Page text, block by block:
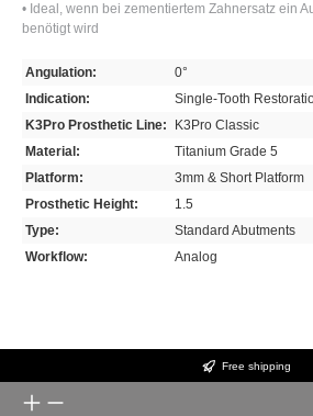
• Ideal, wenn bei zementiertem Zahnersatz ein
benötigt wird
Angulation:
0°
Indication:
Single-Tooth
K3Pro Prosthetic Line:
K3Pro Classic
Material:
Titanium Grade 5
Platform:
3mm & Short Platform
Prosthetic Height:
1.5
Type:
Standard Abutments
Workflow:
Analog
Free shipping